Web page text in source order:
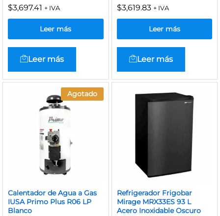
$3,697.41 + IVA
Leer más
Leer más
$3,619.83 + IVA
Leer más
Leer más
Agotado
Calentador de Agua a Gas
IUSA Primo Plus R06 LP
Blanco
Refrigerador Frigobar
Mirage MRX33ES 93 L
Acero Inoxidable Oscuro